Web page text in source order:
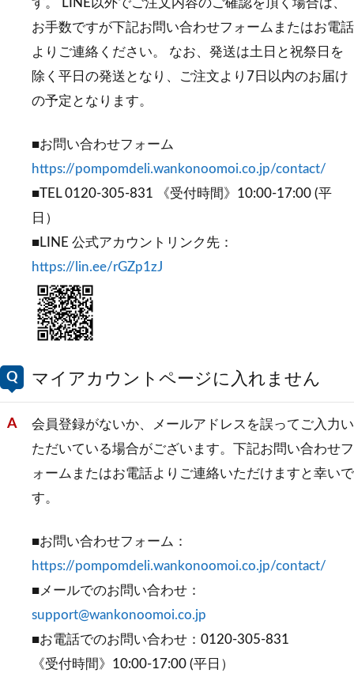
す。 LINE以外でご注文内容のご確認を頂く場合は、
お手数ですが下記お問い合わせフォームまたはお電話
よりご連絡ください。 なお、発送は土日と祝祭日を
除く平日の発送となり、ご注文より7日以内のお届け
の予定となります。
■お問い合わせフォーム
https://pompomdeli.wankonoomoi.co.jp/contact/
■TEL 0120-305-831 《受付時間》10:00-17:00 (平
日）
■LINE 公式アカウントリンク先：
https://lin.ee/rGZp1zJ
マイアカウントページに入れません
会員登録がないか、メールアドレスを誤ってご入力い
ただいている場合がございます。下記お問い合わせフ
ォームまたはお電話よりご連絡いただけますと幸いで
す。
■お問い合わせフォーム：
https://pompomdeli.wankonoomoi.co.jp/contact/
■メールでのお問い合わせ：
support@wankonoomoi.co.jp
■お電話でのお問い合わせ：0120-305-831
《受付時間》10:00-17:00 (平日）